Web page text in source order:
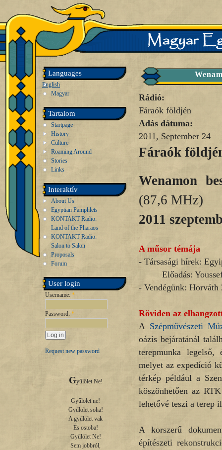
Languages
English
Magyar
Tartalom
Startpage
History
Culture
Roaming Around
Stories
Links
Interaktív
About Us
Egyptian Pamphlets
KONTAKT Radio:
Land of the Pharaos
KONTAKT Radio:
Salon to Salon
Proposals
Forum
User login
Username: *
Password: *
Request new password
Gyűlölet Ne!
Gyűlölet ne!
Gyűlölet soha!
A gyűlölet vak
És ostoba!
Gyűlölet Ne!
Sem jobbról,
Rádió:
Fáraók földjén
Adás dátuma:
2011, September 24
Fáraók
Wenamon
(87,6 MHz)
2011
A műsor témája
- Társasági hírek:
Előadás:
- Vendégünk:
Röviden az
A Szépművészeti
oázis bejáratánál
terepmunka legelső,
melyet az expedíció
térkép például a
köszönhetően az
lehetővé teszi a terep
A korszerű
építészeti